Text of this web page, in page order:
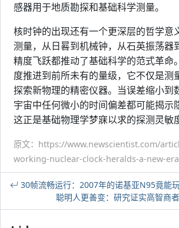
感器用于地质勘探和基础科学测量。
核时钟的出现还有一个更深层的哲学意
测量，从日晷到机械钟，从石英振荡器
精度飞跃都推动了基础科学的范式革命
度推进到前所未有的量级，它不仅是测
探索新物理的精密仪器。当误差缩小到
宇宙中任何微小的时间偏差都可能揭示
这正是基础物理学梦寐以求的探测灵敏
原文：https://www.newscientist.com/
working-nuclear-clock-heralds-a-new-
30帧流畅运行：2007年的诺基亚N95竟能
聪明人更善变：研究证实高智商